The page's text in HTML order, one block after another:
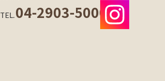
TEL. 04-2903-5000